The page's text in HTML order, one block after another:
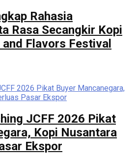
Rahasia
Rasa Secangkir Kopi
Flavors Festival
JCFF 2026 Pikat
Kopi Nusantara
Ekspor